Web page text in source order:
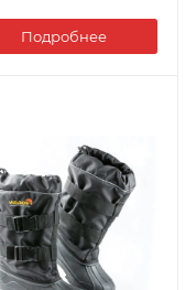
Подробнее